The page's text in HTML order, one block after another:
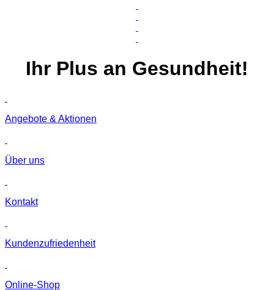
Ihr Plus an Gesundheit!
Angebote & Aktionen
Über uns
Kontakt
Kunden­zufriedenheit
Online-Shop